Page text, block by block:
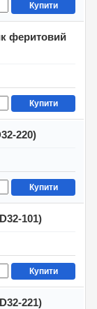
Купити
феритовий
Купити
220)
Купити
101)
Купити
221)